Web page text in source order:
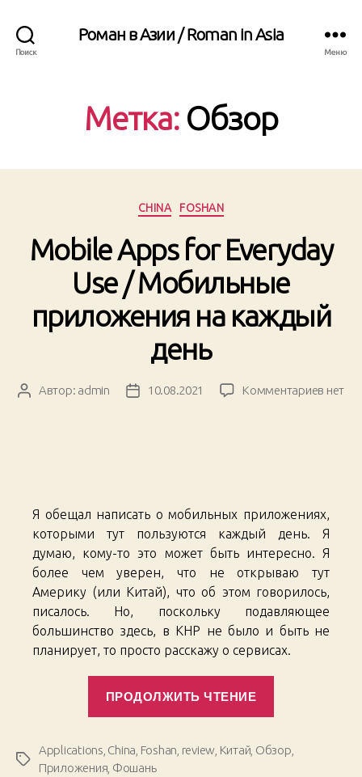
Поиск
Роман в Азии / Roman in Asia
Меню
Метка: Обзор
Рубрики
CHINA FOSHAN
Mobile Apps for Everyday
Use / Мобильные
приложения на каждый
день
АвторАвтор: admin
Дата10.08.2021 Комментариев к
/
на
день
нет
Я обещал написать о мобильных приложениях,
которыми тут пользуются каждый день. Я
думаю, кому-то это может быть интересно. Я
более чем уверен, что не открываю тут
Америку (или Китай), что об этом говорилось,
писалось. Но, поскольку подавляющее
большинство здесь, в КНР не было и быть не
планирует, то просто расскажу о сервисах.
ПРОДОЛЖИТЬ ЧТЕНИЕ
for
Use
Метки
Applications China Foshan review Китай Обзор
Приложения Фошань